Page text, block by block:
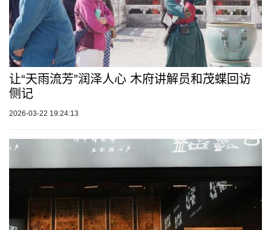
让“天雨流芳”润泽人心 木府讲解员和茂蝶回访
侧记
2026-03-22 19:24:13